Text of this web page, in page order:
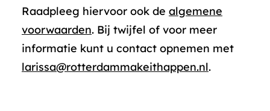
Raadpleeg hiervoor ook de algemene
voorwaarden. Bij twijfel of voor meer
informatie kunt u contact opnemen met
larissa@rotterdammakeithappen.nl.